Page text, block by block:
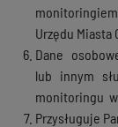
Urzędu Miasta
Dane
lub innym
monitoringu
Przysługuje